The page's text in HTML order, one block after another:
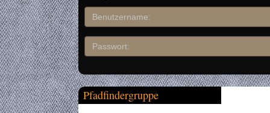
Pfadfindergruppe